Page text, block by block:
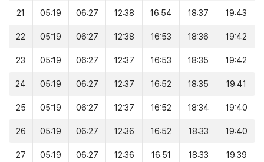
21 05:19 06:27 12:38 16:54 18:37 19:43
22 05:19 06:27 12:38 16:53 18:36 19:42
23 05:19 06:27 12:37 16:53 18:35 19:42
24 05:19 06:27 12:37 16:52 18:35 19:41
25 05:19 06:27 12:37 16:52 18:34 19:40
26 05:19 06:27 12:36 16:52 18:33 19:40
27 05:19 06:27 12:36 16:51 18:33 19:39